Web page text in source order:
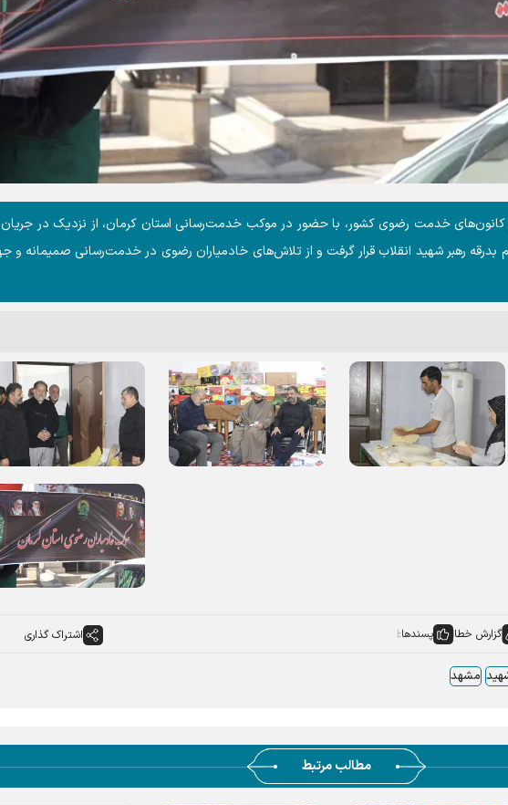
و کانون‌های خدمت رضوی کشور، با حضور در موکب خدمت‌رسانی استان کرمان، از نزدیک در جریان
بدرقه رهبر شهید انقلاب قرار گرفت و از تلاش‌های خادمیاران رضوی در خدمت‌رسانی صمیمانه و
گزارش خطا پسندها: اشتراک گذاری
مشهد
مطالب مرتبط